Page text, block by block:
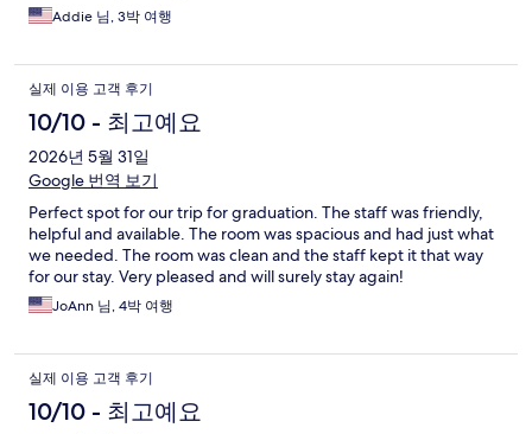
Addie 님, 3박 여행
실제 이용 고객 후기
10/10 - 최고예요
2026년 5월 31일
Google 번역 보기
Perfect spot for our trip for graduation. The staff was friendly,
helpful and available. The room was spacious and had just what
we needed. The room was clean and the staff kept it that way
for our stay. Very pleased and will surely stay again!
JoAnn 님, 4박 여행
실제 이용 고객 후기
10/10 - 최고예요